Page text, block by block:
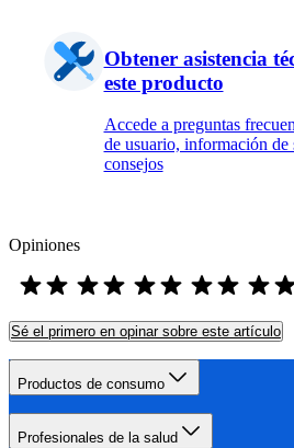
Obtener asistencia
este producto
Accede a preguntas
de usuario, información de
consejos
Opiniones
Sé el primero en opinar sobre este artículo
Productos de consumo
Profesionales de la salud